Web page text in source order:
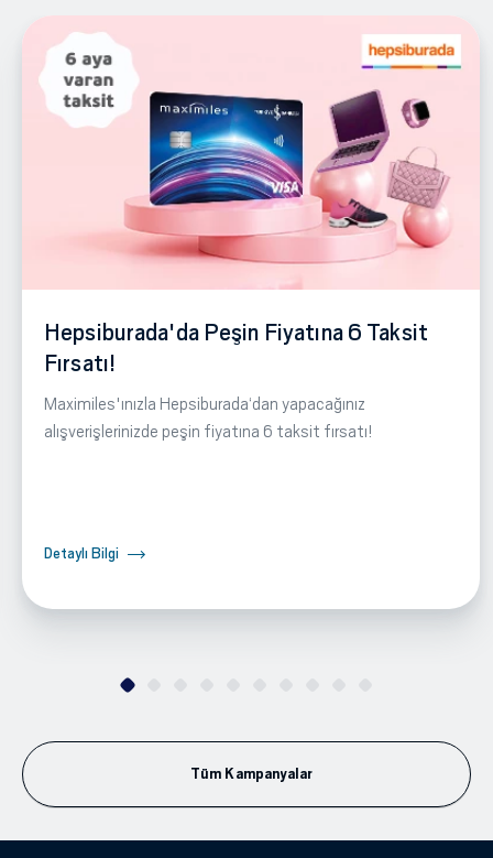
Hepsiburada'da Peşin Fiyatına 6 Taksit
Fırsatı!
Maximiles'ınızla Hepsiburada‘dan yapacağınız
alışverişlerinizde peşin fiyatına 6 taksit fırsatı!
Detaylı Bilgi
Tüm Kampanyalar